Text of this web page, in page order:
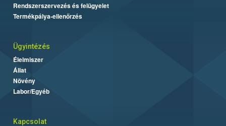
Rendszerszervezés és felügyelet
Termékpálya-ellenőrzés
Ügyintézés
Élelmiszer
Állat
Növény
Labor/Egyéb
Kapcsolat